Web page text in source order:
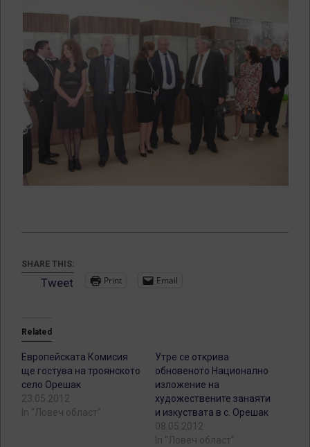
SHARE THIS:
Tweet Print Email
Related
Европейската Комисия
ще гостува на троянското
село Орешак
23.05.2012
In "Ловеч област"
Утре се открива
обновеното Национално
изложение на
художествените занаяти
и изкуствата в с. Орешак
08.05.2012
In "Ловеч област"